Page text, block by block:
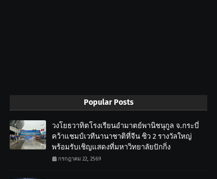
Popular Posts
วงโยธวาทิตโรงเรียนอำมาตย์พานิชนุกูล จ.กระบี่
คว้าแชมป์เวทีนานาชาติที่จีน ซิว 2 รางวัลใหญ่
พร้อมรับเชิญแสดงที่มหาวิทยาลัยปักกิ่ง
กรกฎาคม 22, 2569